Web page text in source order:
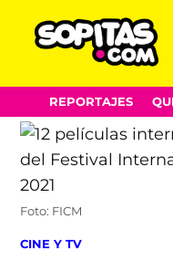
Skip
to
content
REPORTAJES
Foto: FICM
POSTED
CINE Y TV